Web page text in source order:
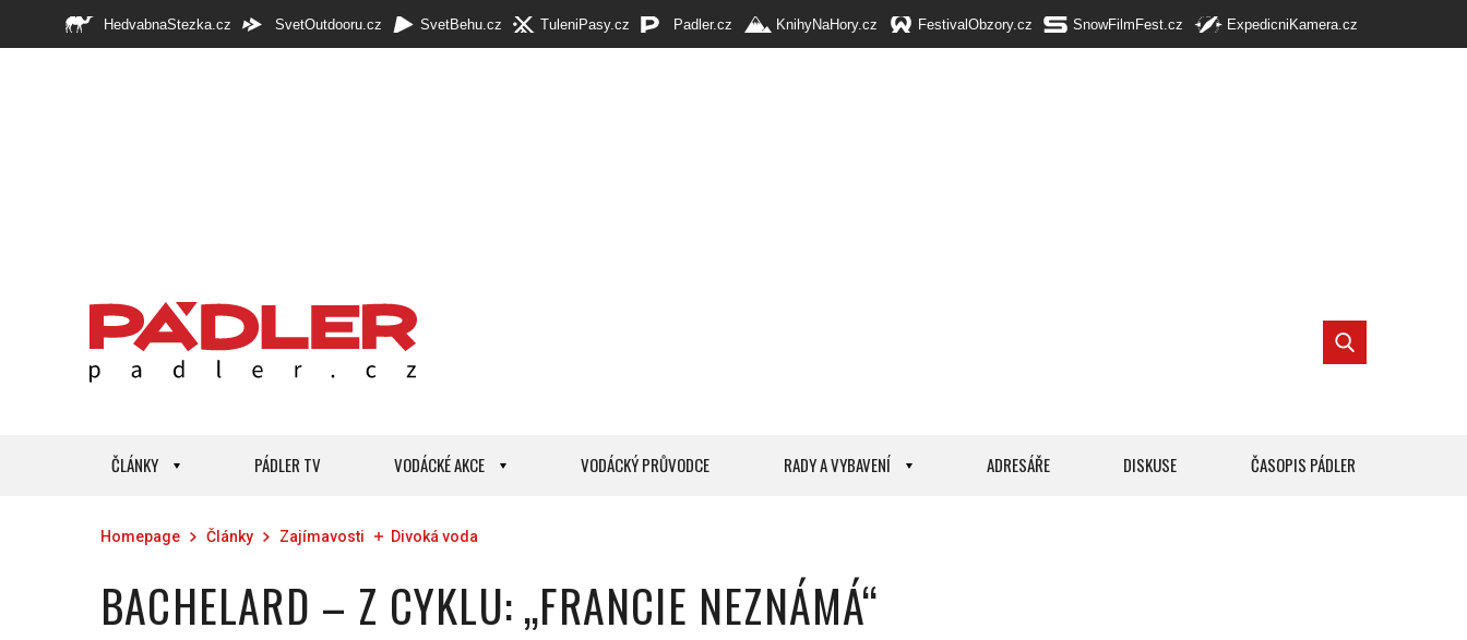
HedvabnaStezka.cz SvetOutdooru.cz SvetBehu.cz TuleniPasy.cz Padler.cz KnihyNaHory.cz FestivalObzory.cz SnowFilmFest.cz ExpedicniKamera.cz
ČLÁNKY PÁDLER TV VODÁCKÉ AKCE VODÁCKÝ PRŮVODCE RADY A VYBAVENÍ ADRESÁŘE DISKUSE ČASOPIS PÁDLER
Homepage Články Zajímavosti Divoká voda
BACHELARD – Z CYKLU: „FRANCIE NEZNÁMÁ“